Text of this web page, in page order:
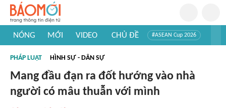
NÓNG MỚI VIDEO CHỦ ĐỀ #ASEAN Cup 2026
#Khám phá thế giới
PHÁP LUẬT HÌNH SỰ - DÂN SỰ
Mang đầu đạn ra đốt hướng vào nhà
người có mâu thuẫn với mình